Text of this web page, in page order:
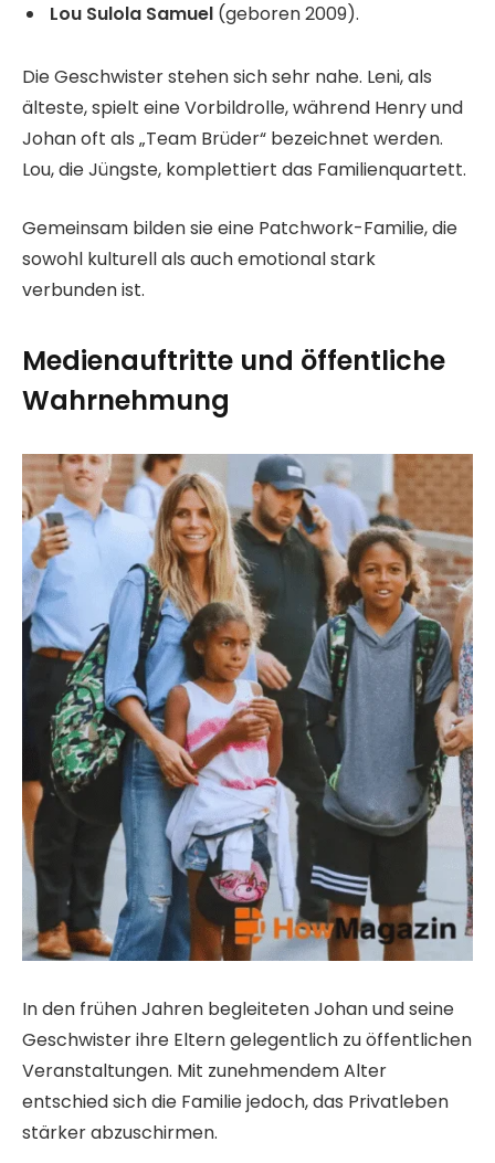
Lou Sulola Samuel (geboren 2009).
Die Geschwister stehen sich sehr nahe. Leni, als
älteste, spielt eine Vorbildrolle, während Henry und
Johan oft als „Team Brüder“ bezeichnet werden.
Lou, die Jüngste, komplettiert das Familienquartett.
Gemeinsam bilden sie eine Patchwork-Familie, die
sowohl kulturell als auch emotional stark
verbunden ist.
Medienauftritte und öffentliche
Wahrnehmung
In den frühen Jahren begleiteten Johan und seine
Geschwister ihre Eltern gelegentlich zu öffentlichen
Veranstaltungen. Mit zunehmendem Alter
entschied sich die Familie jedoch, das Privatleben
stärker abzuschirmen.